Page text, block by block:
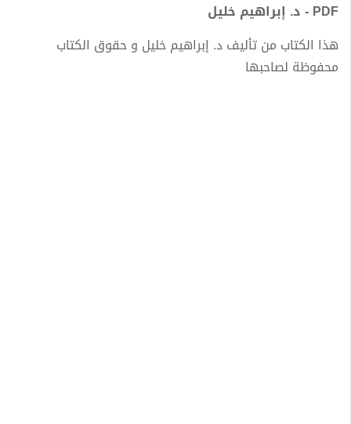
PDF - د. إبراهيم خليل
هذا الكتاب من تأليف د. إبراهيم خليل و حقوق الكتاب
محفوظة لصاحبها